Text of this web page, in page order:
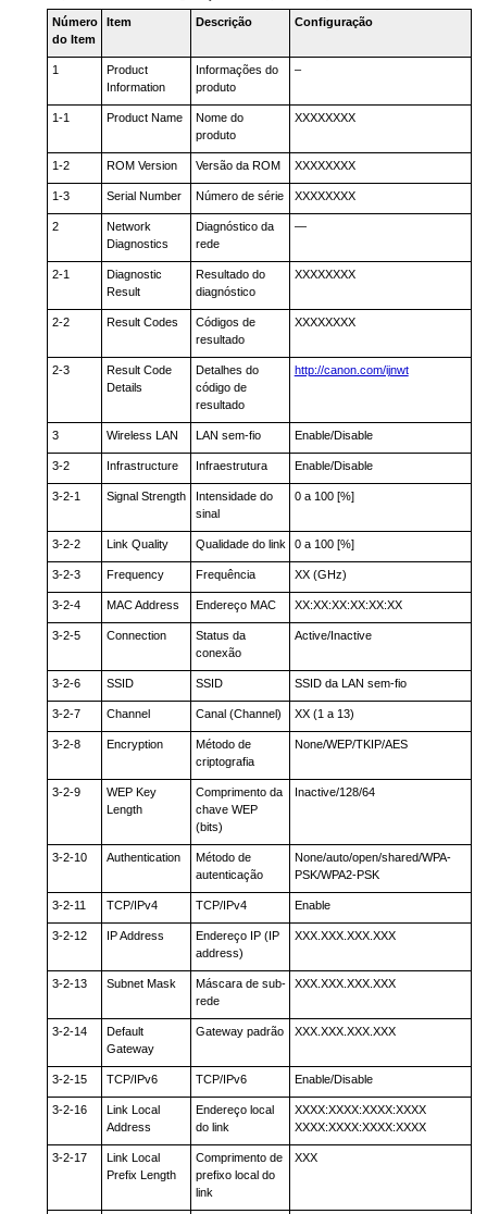
Número
do Item
Item Descrição Configuração
1
Product
Information
Informações do
produto
–
1-1 Product Name
Nome do
produto
XXXXXXXX
1-2 ROM Version Versão da ROM XXXXXXXX
1-3 Serial Number Número de série XXXXXXXX
2
Network
Diagnostics
Diagnóstico da
rede
―
2-1
Diagnostic
Result
Resultado do
diagnóstico
XXXXXXXX
2-2 Result Codes
Códigos de
resultado
XXXXXXXX
2-3
Result Code
Details
Detalhes do
código de
resultado
http://canon.com/ijnwt
3 Wireless LAN LAN sem-fio Enable/Disable
3-2 Infrastructure Infraestrutura Enable/Disable
3-2-1 Signal Strength
Intensidade do
sinal
0 a 100 [%]
3-2-2 Link Quality Qualidade do link 0 a 100 [%]
3-2-3 Frequency Frequência XX (GHz)
3-2-4 MAC Address Endereço MAC XX:XX:XX:XX:XX:XX
3-2-5 Connection
Status da
conexão
Active/Inactive
3-2-6 SSID SSID SSID da LAN sem-fio
3-2-7 Channel Canal (Channel) XX (1 a 13)
3-2-8 Encryption
Método de
criptografia
None/WEP/TKIP/AES
3-2-9
WEP Key
Length
Comprimento da
chave WEP
(bits)
Inactive/128/64
3-2-10 Authentication
Método de
autenticação
None/auto/open/shared/WPA-
PSK/WPA2-PSK
3-2-11 TCP/IPv4 TCP/IPv4 Enable
3-2-12 IP Address
Endereço IP (IP
address)
XXX.XXX.XXX.XXX
3-2-13 Subnet Mask
Máscara de sub-
rede
XXX.XXX.XXX.XXX
3-2-14
Default
Gateway
Gateway padrão XXX.XXX.XXX.XXX
3-2-15 TCP/IPv6 TCP/IPv6 Enable/Disable
3-2-16
Link Local
Address
Endereço local
do link
XXXX:XXXX:XXXX:XXXX
XXXX:XXXX:XXXX:XXXX
3-2-17
Link Local
Prefix Length
Comprimento de
prefixo local do
link
XXX